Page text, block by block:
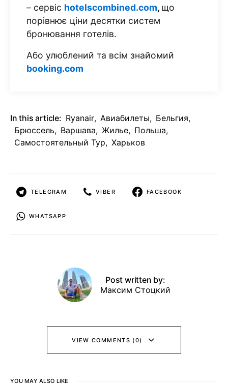
– сервіс hotelscombined.com, що
порівнює ціни десятки систем
бронювання готелів.
Або улюблений та всім знайомий
booking.com
In this article: Ryanair, Авиабилеты, Бельгия,
Брюссель, Варшава, Жилье, Польша,
Самостоятельный Тур, Харьков
TELEGRAM VIBER FACEBOOK
WHATSAPP
Post written by:
Максим Стоцкий
VIEW COMMENTS (0)
YOU MAY ALSO LIKE